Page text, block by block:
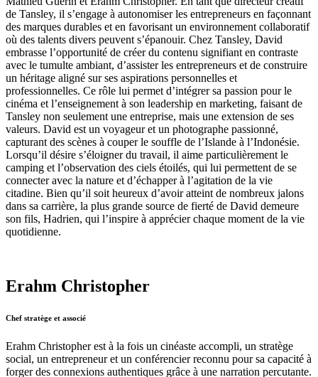
de Tansley, il s’engage à autonomiser les entrepreneurs en façonnant
des marques durables et en favorisant un environnement collaboratif
où des talents divers peuvent s’épanouir. Chez Tansley, David
embrasse l’opportunité de créer du contenu signifiant en contraste
avec le tumulte ambiant, d’assister les entrepreneurs et de construire
un héritage aligné sur ses aspirations personnelles et
professionnelles. Ce rôle lui permet d’intégrer sa passion pour le
cinéma et l’enseignement à son leadership en marketing, faisant de
Tansley non seulement une entreprise, mais une extension de ses
valeurs. David est un voyageur et un photographe passionné,
capturant des scènes à couper le souffle de l’Islande à l’Indonésie.
Lorsqu’il désire s’éloigner du travail, il aime particulièrement le
camping et l’observation des ciels étoilés, qui lui permettent de se
connecter avec la nature et d’échapper à l’agitation de la vie
citadine. Bien qu’il soit heureux d’avoir atteint de nombreux jalons
dans sa carrière, la plus grande source de fierté de David demeure
son fils, Hadrien, qui l’inspire à apprécier chaque moment de la vie
quotidienne.
Erahm Christopher
Chef stratège et associé
Erahm Christopher est à la fois un cinéaste accompli, un stratège
social, un entrepreneur et un conférencier reconnu pour sa capacité à
forger des connexions authentiques grâce à une narration percutante.